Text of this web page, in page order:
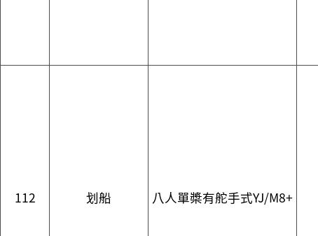
112 划船 八人單槳有舵手式YJ/M8+